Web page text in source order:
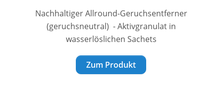
Nachhaltiger Allround-Geruchsentferner
(geruchsneutral) - Aktivgranulat in
wasserlöslichen Sachets
Zum Produkt